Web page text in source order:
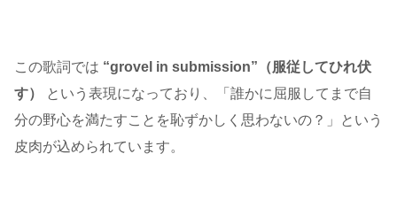
この歌詞では “grovel in submission”（服従してひれ伏
す）
という表現になっており、「誰かに屈服してまで自
分の野心を満たすことを恥ずかしく思わないの？」という
皮肉が込められています。